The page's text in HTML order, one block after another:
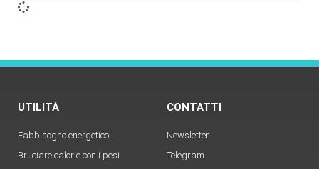
UTILITÀ
Fabbisogno energetico
Bruciare calorie con i pesi
CONTATTI
Newsletter
Telegram